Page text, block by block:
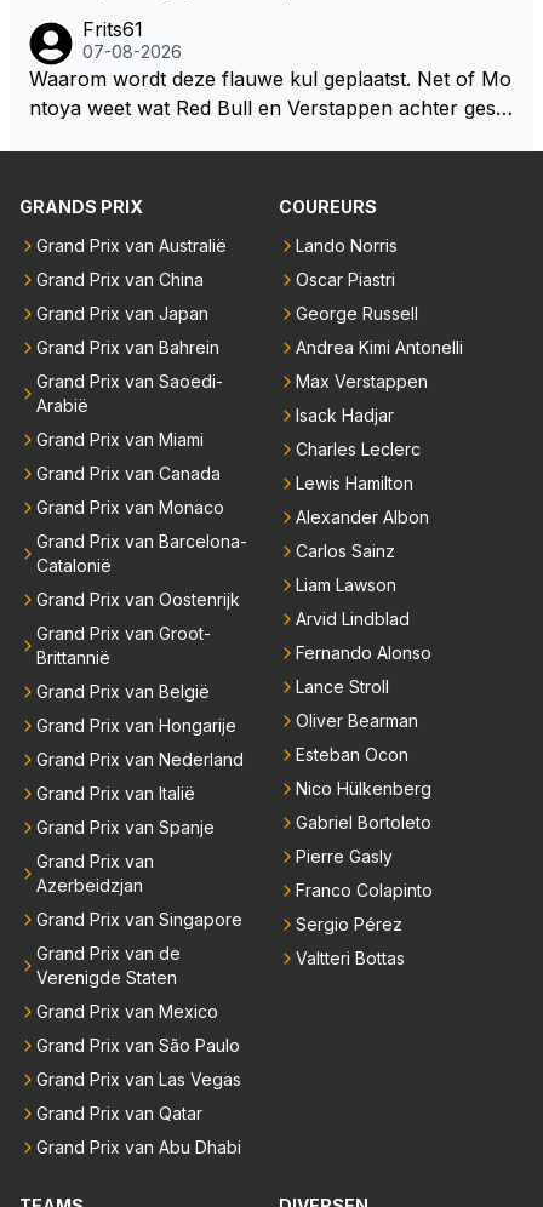
ze wolff gesneden heeft?
okies made of your own dough" 🤣
Frits61
07-08-2026
Waarom wordt deze flauwe kul geplaatst. Net of Mo
ntoya weet wat Red Bull en Verstappen achter geslo
GRANDS PRIX
Grand Prix van Australië
Grand Prix van China
Grand Prix van Japan
Grand Prix van Bahrein
Grand Prix van Saoedi-
Arabië
Grand Prix van Miami
Grand Prix van Canada
Grand Prix van Monaco
Grand Prix van Barcelona-
Catalonië
Grand Prix van Oostenrijk
Grand Prix van Groot-
Brittannië
Grand Prix van België
Grand Prix van Hongarije
Grand Prix van Nederland
Grand Prix van Italië
Grand Prix van Spanje
Grand Prix van
Azerbeidzjan
Grand Prix van Singapore
Grand Prix van de
Verenigde Staten
Grand Prix van Mexico
Grand Prix van São Paulo
Grand Prix van Las Vegas
Grand Prix van Qatar
Grand Prix van Abu Dhabi
COUREURS
Lando Norris
Oscar Piastri
George Russell
Andrea Kimi Antonelli
Max Verstappen
Isack Hadjar
Charles Leclerc
Lewis Hamilton
Alexander Albon
Carlos Sainz
Liam Lawson
Arvid Lindblad
Fernando Alonso
Lance Stroll
Oliver Bearman
Esteban Ocon
Nico Hülkenberg
Gabriel Bortoleto
Pierre Gasly
Franco Colapinto
Sergio Pérez
Valtteri Bottas